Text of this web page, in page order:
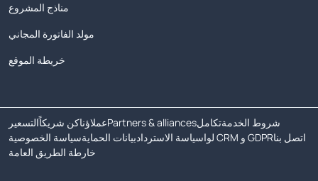
مناذج المشروع
مولد الفاتورة المجاني
خريطة الموقع
التسعيركن شريكاًعملاؤناPartners & alliancesتكاملشروط الخدمة
سياسة الخصوصيةبيانات الحمايةسياسة الاسترداد لوا CRM و GDPRاتصل بنا
خارطة الطريق العامة